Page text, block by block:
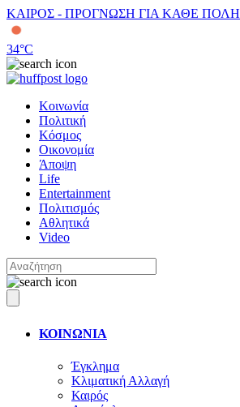
ΚΑΙΡΟΣ - ΠΡΟΓΝΩΣΗ ΓΙΑ ΚΑΘΕ ΠΟΛΗ
34°C
Κοινωνία
Πολιτική
Κόσμος
Οικονομία
Άποψη
Life
Entertainment
Πολιτισμός
Αθλητικά
Video
ΚΟΙΝΩΝΙΑ
Έγκλημα
Κλιματική Αλλαγή
Καιρός